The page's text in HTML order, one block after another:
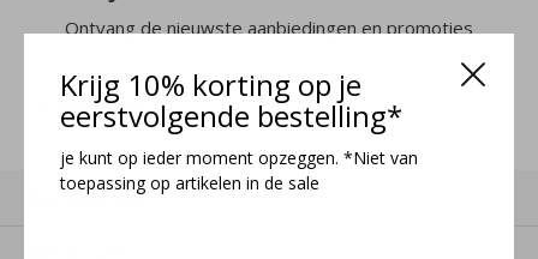
Krijg 10% korting op je
eerstvolgende bestelling*
je kunt op ieder moment opzeggen. *Niet van
toepassing op artikelen in de sale
Ontvang de nieuwste aanbiedingen en promoties
MELD JE AAN
Klantenservice